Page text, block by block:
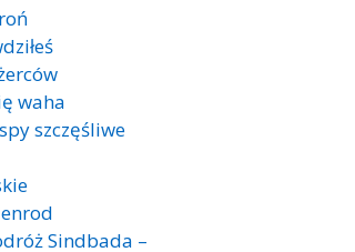
waha
szczęśliwe
Sindbada –